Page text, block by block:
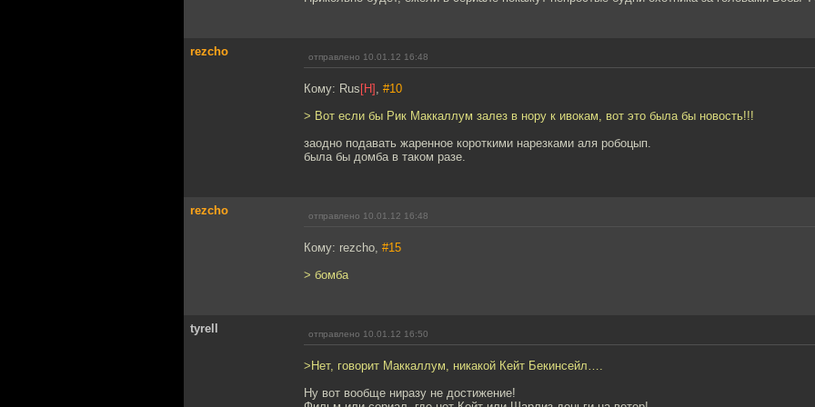
rezcho отправлено 10.01.12 16:48
Кому: Rus [H] , #10
> Вот если бы Рик Маккаллум залез в нору к ивокам, вот это была бы новость!!!
заодно подавать жаренное короткими нарезками аля робоцып.
была бы домба в таком разе.
rezcho отправлено 10.01.12 16:48
Кому: rezcho, #15
> бомба
tyrell отправлено 10.01.12 16:50
>Нет, говорит Маккаллум, никакой Кейт Бекинсейл….
Ну вот вообще ниразу не достижение!